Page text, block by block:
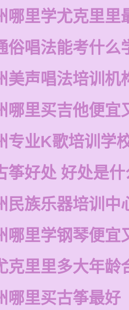
哪里学尤克里里
俗唱法能考什么
美声唱法培训机
哪里买吉他便宜
专业K歌培训学
筝好处 好处是什
民族乐器培训中
哪里学钢琴便宜
克里里多大年龄
哪里买古筝最好